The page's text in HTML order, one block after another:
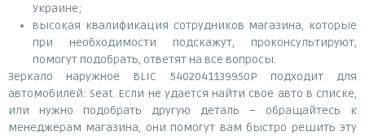
Украине;
высокая квалификация сотрудников магазина, которые
при необходимости подскажут, проконсультируют,
помогут подобрать, ответят на все вопросы.
Зеркало наружное BLIC 5402041139950P подходит для
автомобилей: Seat. Если не удается найти свое авто в списке,
или нужно подобрать другую деталь – обращайтесь к
менеджерам магазина, они помогут вам быстро решить эту